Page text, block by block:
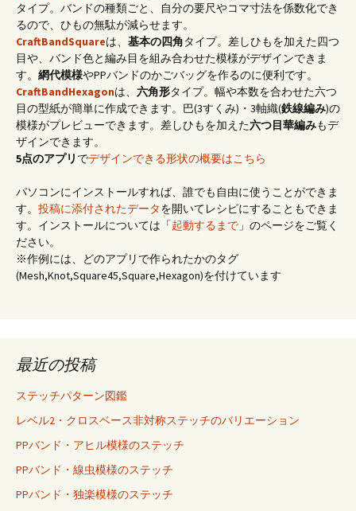
タイプ。バンドの種類ごと、自分の要尺やコマ寸法を係数化でき
るので、ひもの無駄が減らせます。
CraftBandSquareは、 基本の四角タイプ。差しひもを加えた四つ
目や、バンド色と編み目を組み合わせた模様がデザインできま
す。 網代模様やPPバンドのかごバッグを作るのに便利です。
CraftBandHexagonは、 六角形タイプ。幅や本数を合わせた六つ
目の型紙が簡単に作成できます。巴(3すくみ)・3軸織(鉄線編み)の
模様がプレビューできます。差しひもを加えた六つ目華編みもデ
ザインできます。
5点のアプリ でデザインできる形状の概要はこちら
パソコンにインストールすれば、誰でも自由に使うことができま
す。 投稿に添付されたデータを開いてレシピにすることもできま
す。インストールについては「起動するまで 」のページをご覧く
ださい。
※作例には、どのアプリで作られたかのタグ
(Mesh,Knot,Square45,Square,Hexagon)を付けています
最近の投稿
ステッチパターン図鑑
レベル2・クロスベース非対称ステッチのバリエーション
PPバンド・アヒル模様のステッチ
PPバンド・線虫模様のステッチ
PPバンド・独楽模様のステッチ